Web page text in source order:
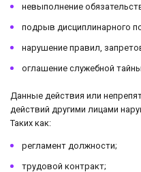
невыполнение
подрыв дисциплинарного
нарушение правил,
оглашение служебной тайны.
Данные действия или
действий другими лицами
Таких как:
регламент должности;
трудовой контракт;